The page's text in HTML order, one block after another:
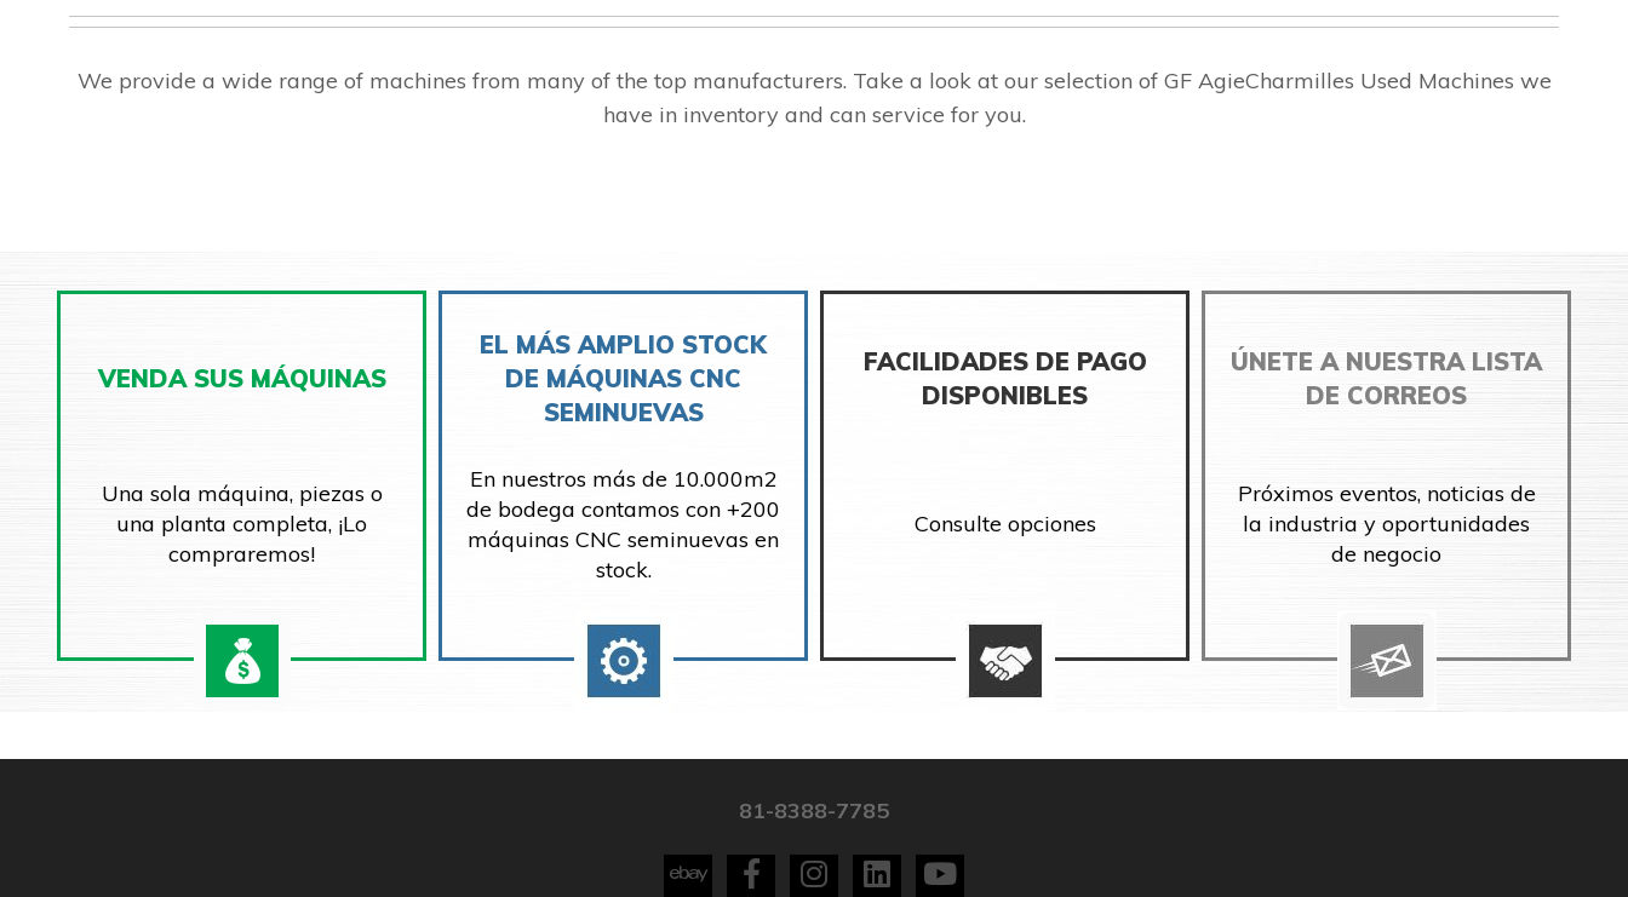
We provide a wide range of machines from many of the top manufacturers. Take a look at our selection of GF AgieCharmilles Used Machines we
have in inventory and can service for you.
VENDA SUS MÁQUINAS
Una sola máquina, piezas o
una planta completa, ¡Lo
compraremos!
EL MÁS AMPLIO STOCK
DE MÁQUINAS CNC
SEMINUEVAS
En nuestros más de 10.000m2
de bodega contamos con +200
máquinas CNC seminuevas en
stock.
FACILIDADES DE PAGO
DISPONIBLES
Consulte opciones
ÚNETE A NUESTRA LISTA
DE CORREOS
Próximos eventos, noticias de
la industria y oportunidades
de negocio
81-8388-7785